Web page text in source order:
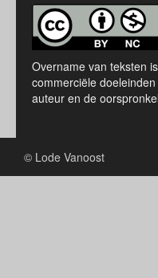
Overname van teksten
commerciële
auteur en de
© Lode Vanoost